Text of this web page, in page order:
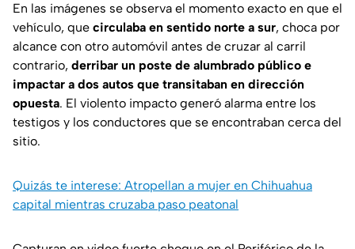
En las imágenes se observa el momento exacto en que el
vehículo, que circulaba en sentido norte a sur, choca por
alcance con otro automóvil antes de cruzar al carril
contrario, derribar un poste de alumbrado público e
impactar a dos autos que transitaban en dirección
opuesta. El violento impacto generó alarma entre los
testigos y los conductores que se encontraban cerca del
sitio.
Quizás te interese: Atropellan a mujer en Chihuahua
capital mientras cruzaba paso peatonal